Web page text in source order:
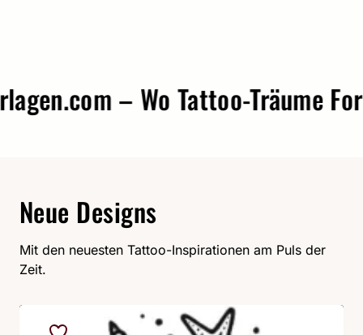
– Wo Tattoo-Träume Form
Neue Designs
Mit den neuesten Tattoo-Inspirationen am Puls der
Zeit.